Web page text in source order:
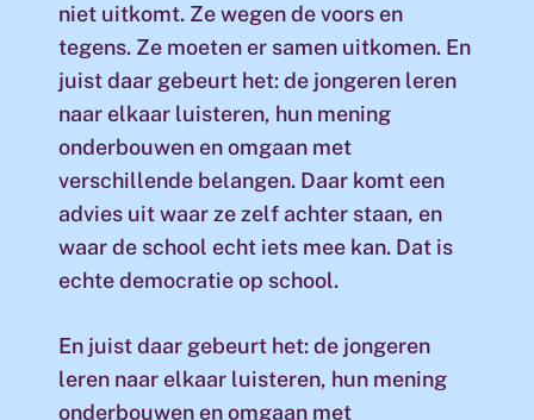
niet uitkomt. Ze wegen de voors en
tegens. Ze moeten er samen uitkomen. En
juist daar gebeurt het: de jongeren leren
naar elkaar luisteren, hun mening
onderbouwen en omgaan met
verschillende belangen. Daar komt een
advies uit waar ze zelf achter staan, en
waar de school echt iets mee kan. Dat is
echte democratie op school.
En juist daar gebeurt het: de jongeren
leren naar elkaar luisteren, hun mening
onderbouwen en omgaan met